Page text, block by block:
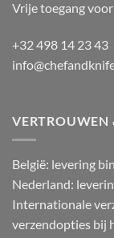
Vrije toegang
+32 498 14 23 43
VERTROUWEN
België: levering
Nederland:
Internationale
verzendopties bij